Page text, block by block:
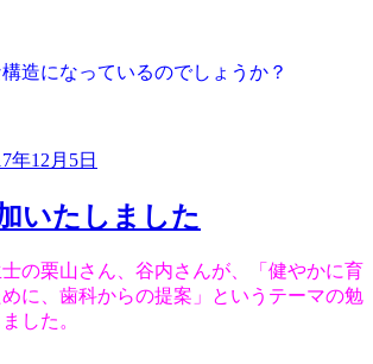
造になっているのでしょうか？
年12月5日
いたしました
の栗山さん、谷内さんが、「健やかに育
に、歯科からの提案」というテーマの勉
した。